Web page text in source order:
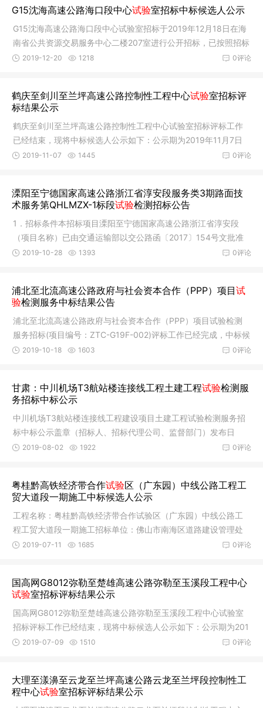
G15沈海高速公路海口段中心试验室招标中标候选人公示
G15沈海高速公路海口段中心试验室招标于2019年12月18日在海
南省公共资源交易服务中心二楼207室进行公开招标，已按照招标
文件确定
0评论
2019-12-20 1218
鹤庆至剑川至兰坪高速公路控制性工程中心试验室招标评
标结果公示
鹤庆至剑川至兰坪高速公路控制性工程中心试验室招标评标工作
已经结束，现将中标候选人公示如下：公示期为2019年11月7日
起至2019
0评论
2019-11-07 1445
溧阳至宁德国家高速公路浙江省淳安段服务类3期路面技
术服务第QHLMZX-1标段试验检测招标公告
1．招标条件本招标项目溧阳至宁德国家高速公路浙江省淳安段
（项目名称）已由交通运输部以交公路函〔2017〕154号文批准
建设，项目
0评论
2019-10-28 1393
浦北至北流高速公路政府与社会资本合作（PPP）项目试
验检测服务中标结果公告
浦北至北流高速公路政府与社会资本合作（PPP）项目试验检测
服务招标(项目编号：ZTC-G19F-002)评标工作已经完成，中标候
选人公示
0评论
2019-10-18 1603
甘肃：中川机场T3航站楼连接线工程土建工程试验检测服
务招标中标公示
中川机场T3航站楼连接线工程建设项目土建工程试验检测服务招
标中标公示盖章（招标人、招标代理公司、监督部门）发布日
期：2019年
0评论
2019-08-02 1922
粤桂黔高铁经济带合作试验区（广东园）中线公路工程工
贸大道段一期施工中标候选人公示
工程名称：粤桂黔高铁经济带合作试验区（广东园）中线公路工
程工贸大道段一期施工招标单位：佛山市南海区道路建设管理处
招标代理
0评论
2019-07-11 1685
国高网G8012弥勒至楚雄高速公路弥勒至玉溪段工程中心
试验室招标评标结果公示
国高网G8012弥勒至楚雄高速公路弥勒至玉溪段工程中心试验室
招标评标工作已经结束，现将中标候选人公示如下：公示期为201
9年7月10
0评论
2019-07-09 1510
大理至漾濞至云龙至兰坪高速公路云龙至兰坪段控制性工
程中心试验室招标评标结果公示